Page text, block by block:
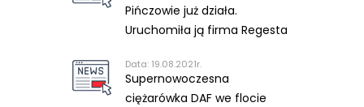
Pińczowie już działa.
Uruchomiła ją firma Regesta
Data: 19.08.2021r.
Supernowoczesna
ciężarówka DAF we flocie